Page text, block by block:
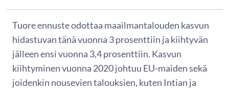
Tuore ennuste odottaa maailmantalouden kasvun
hidastuvan tänä vuonna 3 prosenttiin ja kiihtyvän
jälleen ensi vuonna 3,4 prosenttiin. Kasvun
kiihtyminen vuonna 2020 johtuu EU-maiden sekä
joidenkin nousevien talouksien, kuten Intian ja